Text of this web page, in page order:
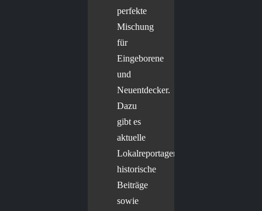
perfekte
Mischung
für
Eingeborene
und
Neuentdecker.
Dazu
gibt es
aktuelle
Lokalreportagen,
historische
Beiträge
sowie